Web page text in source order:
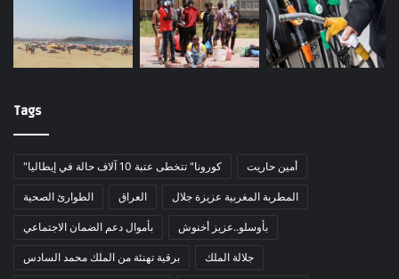
Tags
"كورونا" تتخطى عتبة 10 آلاف حالة في إيطاليا أمين حاريت
الطوارئ الصحية العراق المطربة المغربية عزيزة جلال
بأموال دعم الضمان الاجتماعي بأوسلو..عزيز أخنوش
برقية تهنئة من الملك محمد السادس جلالة الملك